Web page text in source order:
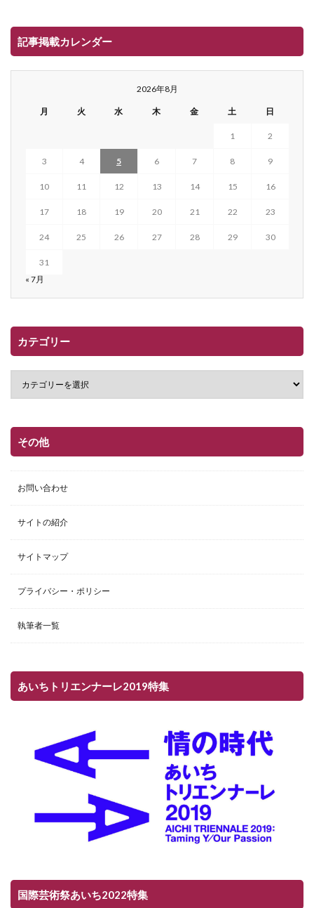
記事掲載カレンダー
2026年8月
月 火 水 木 金 土 日
1 2
3 4 5 6 7 8 9
10 11 12 13 14 15 16
17 18 19 20 21 22 23
24 25 26 27 28 29 30
31
« 7月
カテゴリー
その他
お問い合わせ
サイトの紹介
サイトマップ
プライバシー・ポリシー
執筆者一覧
あいちトリエンナーレ2019特集
国際芸術祭あいち2022特集